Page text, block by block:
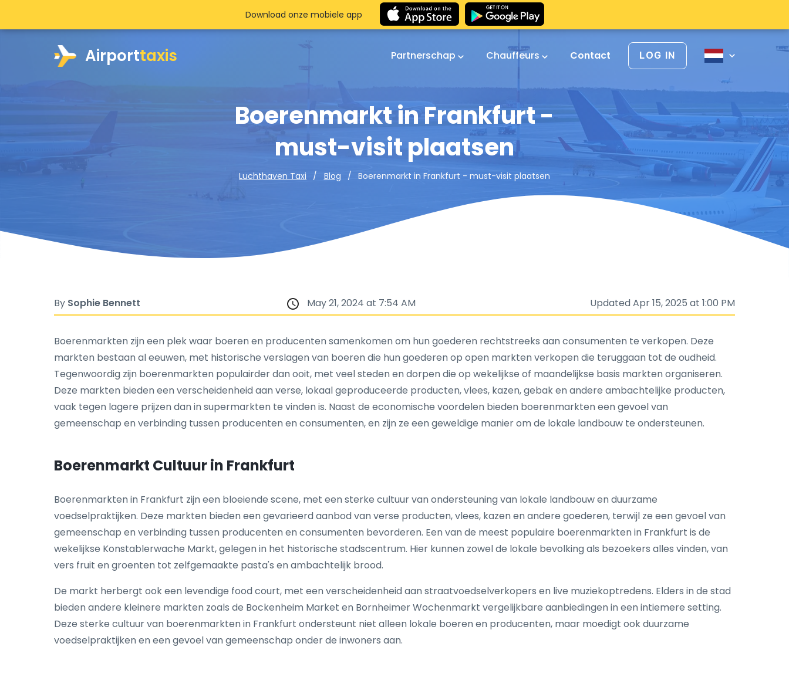
Airporttaxis Partnerschap Chauffeurs Contact LOG IN
Boerenmarkt in Frankfurt -
must-visit plaatsen
Luchthaven Taxi Blog Boerenmarkt in Frankfurt - must-visit plaatsen
Download onze mobiele app
By Sophie Bennett May 21, 2024 at 7:54 AM Updated Apr 15, 2025 at 1:00 PM
Boerenmarkten zijn een plek waar boeren en producenten samenkomen om hun goederen rechtstreeks aan consumenten te verkopen. Deze
markten bestaan al eeuwen, met historische verslagen van boeren die hun goederen op open markten verkopen die teruggaan tot de oudheid.
Tegenwoordig zijn boerenmarkten populairder dan ooit, met veel steden en dorpen die op wekelijkse of maandelijkse basis markten organiseren.
Deze markten bieden een verscheidenheid aan verse, lokaal geproduceerde producten, vlees, kazen, gebak en andere ambachtelijke producten,
vaak tegen lagere prijzen dan in supermarkten te vinden is. Naast de economische voordelen bieden boerenmarkten een gevoel van
gemeenschap en verbinding tussen producenten en consumenten, en zijn ze een geweldige manier om de lokale landbouw te ondersteunen.
Boerenmarkt Cultuur in Frankfurt
Boerenmarkten in Frankfurt zijn een bloeiende scene, met een sterke cultuur van ondersteuning van lokale landbouw en duurzame
voedselpraktijken. Deze markten bieden een gevarieerd aanbod van verse producten, vlees, kazen en andere goederen, terwijl ze een gevoel van
gemeenschap en verbinding tussen producenten en consumenten bevorderen. Een van de meest populaire boerenmarkten in Frankfurt is de
wekelijkse Konstablerwache Markt, gelegen in het historische stadscentrum. Hier kunnen zowel de lokale bevolking als bezoekers alles vinden, van
vers fruit en groenten tot zelfgemaakte pasta's en ambachtelijk brood.
De markt herbergt ook een levendige food court, met een verscheidenheid aan straatvoedselverkopers en live muziekoptredens. Elders in de stad
bieden andere kleinere markten zoals de Bockenheim Market en Bornheimer Wochenmarkt vergelijkbare aanbiedingen in een intiemere setting.
Deze sterke cultuur van boerenmarkten in Frankfurt ondersteunt niet alleen lokale boeren en producenten, maar moedigt ook duurzame
voedselpraktijken en een gevoel van gemeenschap onder de inwoners aan.